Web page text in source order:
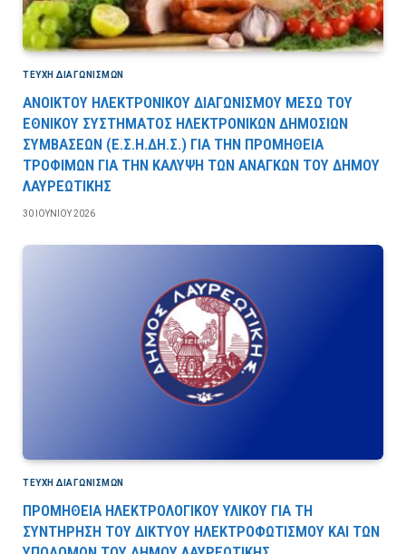
ΤΕΎΧΗ ΔΙΑΓΩΝΙΣΜΏΝ
ΑΝΟΙΚΤΟΥ ΗΛΕΚΤΡΟΝΙΚΟΥ ΔΙΑΓΩΝΙΣΜΟΥ ΜΕΣΩ ΤΟΥ
ΕΘΝΙΚΟΥ ΣΥΣΤΗΜΑΤΟΣ ΗΛΕΚΤΡΟΝΙΚΩΝ ΔΗΜΟΣΙΩΝ
ΣΥΜΒΑΣΕΩΝ (Ε.Σ.Η.ΔΗ.Σ.) ΓΙΑ ΤΗΝ ΠΡΟΜΗΘΕΙΑ
ΤΡΟΦΙΜΩΝ ΓΙΑ ΤΗΝ ΚΑΛΥΨΗ ΤΩΝ ΑΝΑΓΚΩΝ ΤΟΥ ΔΗΜΟΥ
ΛΑΥΡΕΩΤΙΚΗΣ
30 ΙΟΥΝΊΟΥ 2026
ΤΕΎΧΗ ΔΙΑΓΩΝΙΣΜΏΝ
ΠΡΟΜΗΘΕΙΑ ΗΛΕΚΤΡΟΛΟΓΙΚΟΥ ΥΛΙΚΟΥ ΓΙΑ ΤΗ
ΣΥΝΤΗΡΗΣΗ ΤΟΥ ΔΙΚΤΥΟΥ ΗΛΕΚΤΡΟΦΩΤΙΣΜΟΥ ΚΑΙ ΤΩΝ